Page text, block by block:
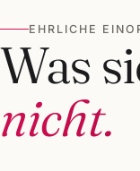
EHRLICHE
Was
nicht.